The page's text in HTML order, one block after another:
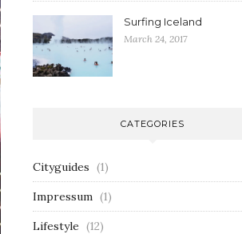
Surfing Iceland
March 24, 2017
CATEGORIES
Cityguides (1)
Impressum (1)
Lifestyle (12)